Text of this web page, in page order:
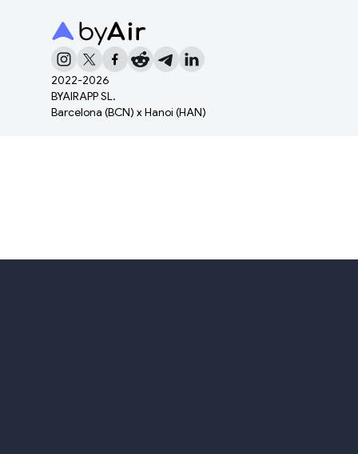
2022-2026
BYAIRAPP SL.
Barcelona (BCN) x Hanoi (HAN)